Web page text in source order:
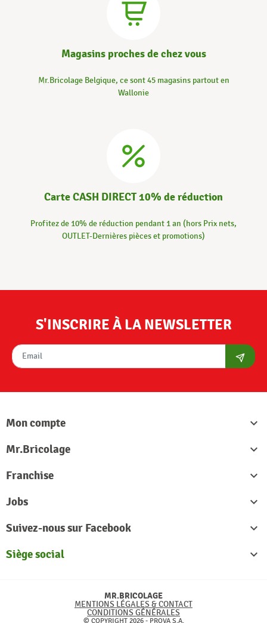
Magasins proches de chez vous
Mr.Bricolage Belgique, ce sont 45 magasins partout en
Wallonie
Carte CASH DIRECT 10% de réduction
Profitez de 10% de réduction pendant 1 an (hors Prix nets,
OUTLET-Dernières pièces et promotions)
S'INSCRIRE À LA NEWSLETTER
Mon compte

Mr.Bricolage

Franchise

Jobs

Suivez-nous sur Facebook

Siège social

MR.BRICOLAGE
MENTIONS LÉGALES & CONTACT
CONDITIONS GÉNÉRALES
© COPYRIGHT 2026 - PROVA S.A.